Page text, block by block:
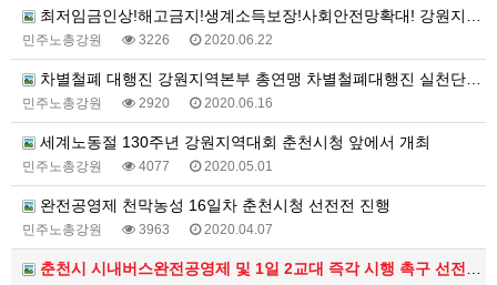
최저임금인상!해고금지!생계소득보장!사회안전망확대! 강원지역투쟁대회
민주노총강원 3226 2020.06.22
차별철폐 대행진 강원지역본부 총연맹 차별철폐대행진 실천단과 함께 진행
민주노총강원 2920 2020.06.16
세계노동절 130주년 강원지역대회 춘천시청 앞에서 개최
민주노총강원 4077 2020.05.01
완전공영제 천막농성 16일차 춘천시청 선전전 진행
민주노총강원 3963 2020.04.07
춘천시 시내버스완전공영제 및 1일 2교대 즉각 시행 촉구 선전전 진행